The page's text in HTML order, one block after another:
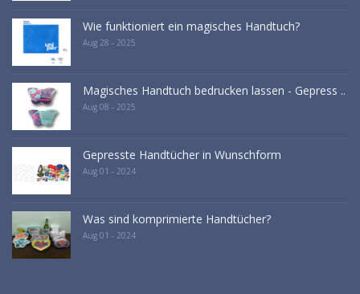
Wie funktioniert ein magisches Handtuch?
Aug 28 - 2025
Magisches Handtuch bedrucken lassen - Gepress ..
Aug 08 - 2025
Gepresste Handtücher in Wunschform
Aug 01 - 2024
Was sind komprimierte Handtücher?
Aug 01 - 2024